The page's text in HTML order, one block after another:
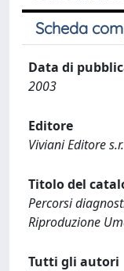
Scheda
Data di
2003
Editore
Viviani Editore
Titolo del
Percorsi
Riproduzione
Tutti gli autori